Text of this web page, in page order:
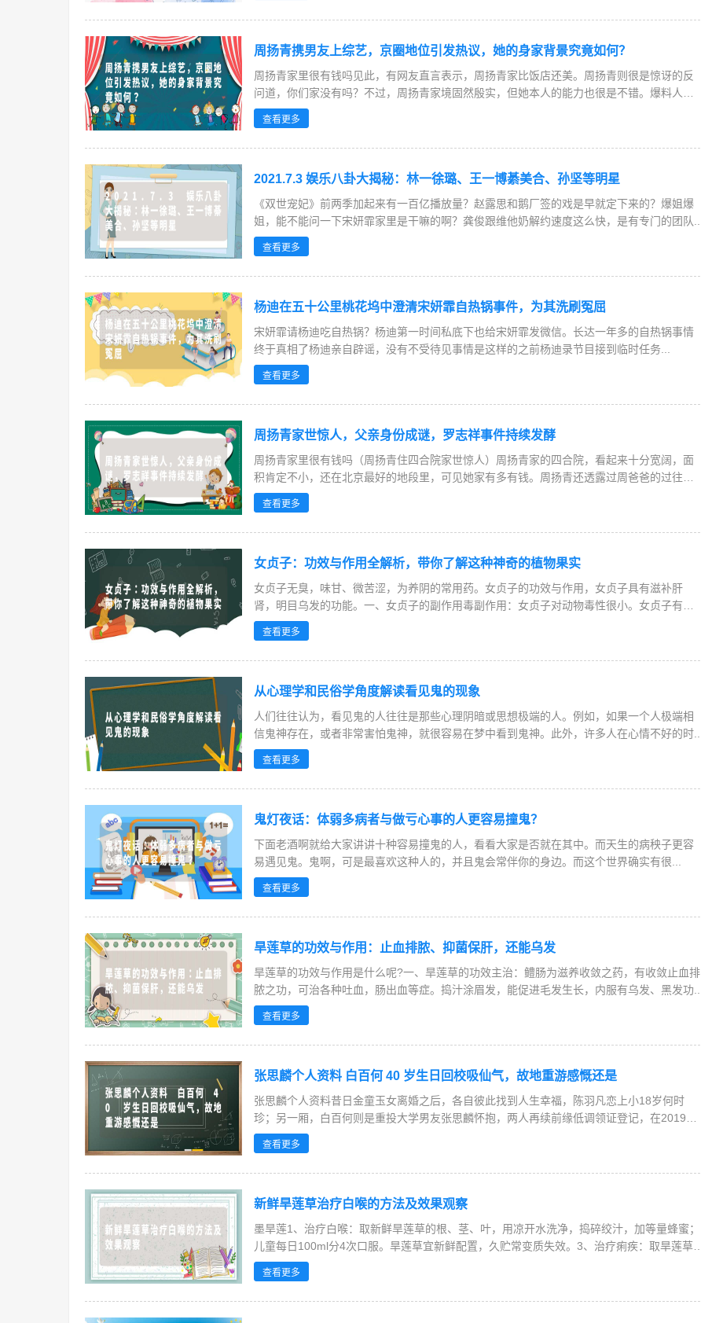
周扬青携男友上综艺，京圈地位引发热议，她的身家背景究竟如何？
周扬青家里很有钱吗见此，有网友直言表示，周扬青家比饭店还美。周扬青则很是惊讶的反
问道，你们家没有吗？不过，周扬青家境固然殷实，但她本人的能力也很是不错。爆料人
称，周...
查看更多
2021.7.3 娱乐八卦大揭秘：林一徐璐、王一博綦美合、孙坚等明星
《双世宠妃》前两季加起来有一百亿播放量？赵露思和鹅厂签的戏是早就定下来的？爆姐爆
姐，能不能问一下宋妍霏家里是干嘛的啊？龚俊跟维他奶解约速度这么快，是有专门的团队...
查看更多
杨迪在五十公里桃花坞中澄清宋妍霏自热锅事件，为其洗刷冤屈
宋妍霏请杨迪吃自热锅？杨迪第一时间私底下也给宋妍霏发微信。长达一年多的自热锅事情
终于真相了杨迪亲自辟谣，没有不受待见事情是这样的之前杨迪录节目接到临时任务...
查看更多
周扬青家世惊人，父亲身份成谜，罗志祥事件持续发酵
周扬青家里很有钱吗（周扬青住四合院家世惊人）周扬青家的四合院，看起来十分宽阔，面
积肯定不小，还在北京最好的地段里，可见她家有多有钱。周扬青还透露过周爸爸的过往经
历...
查看更多
女贞子：功效与作用全解析，带你了解这种神奇的植物果实
女贞子无臭，味甘、微苦涩，为养阴的常用药。女贞子的功效与作用，女贞子具有滋补肝
肾，明目乌发的功能。一、女贞子的副作用毒副作用：女贞子对动物毒性很小。女贞子有很
弱...
查看更多
从心理学和民俗学角度解读看见鬼的现象
人们往往认为，看见鬼的人往往是那些心理阴暗或思想极端的人。例如，如果一个人极端相
信鬼神存在，或者非常害怕鬼神，就很容易在梦中看到鬼神。此外，许多人在心情不好的时...
查看更多
鬼灯夜话：体弱多病者与做亏心事的人更容易撞鬼？
下面老酒啊就给大家讲讲十种容易撞鬼的人，看看大家是否就在其中。而天生的病秧子更容
易遇见鬼。鬼啊，可是最喜欢这种人的，并且鬼会常伴你的身边。而这个世界确实有很...
查看更多
旱莲草的功效与作用：止血排脓、抑菌保肝，还能乌发
旱莲草的功效与作用是什么呢?一、旱莲草的功效主治：鳢肠为滋养收敛之药，有收敛止血排
脓之功，可治各种吐血，肠出血等症。捣汁涂眉发，能促进毛发生长，内服有乌发、黑发功...
查看更多
张思麟个人资料 白百何 40 岁生日回校吸仙气，故地重游感慨还是
张思麟个人资料昔日金童玉女离婚之后，各自彼此找到人生幸福，陈羽凡恋上小18岁何时
珍；另一厢，白百何则是重投大学男友张思麟怀抱，两人再续前缘低调领证登记，在2019年
前后...
查看更多
新鲜旱莲草治疗白喉的方法及效果观察
墨旱莲1、治疗白喉：取新鲜旱莲草的根、茎、叶，用凉开水洗净，捣碎绞汁，加等量蜂蜜；
儿童每日100ml分4次口服。旱莲草宜新鲜配置，久贮常变质失效。3、治疗痢疾：取旱莲草4
两，...
查看更多